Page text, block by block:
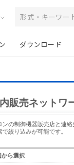
ダウンロード
販売ネットワ
ンの制御機器販売店と連
で絞り込みが可能です。
から選択